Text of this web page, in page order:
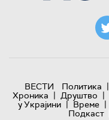
ВЕСТИ Политика |
Хроника | Друштво |
у Украјини | Време |
Подкаст